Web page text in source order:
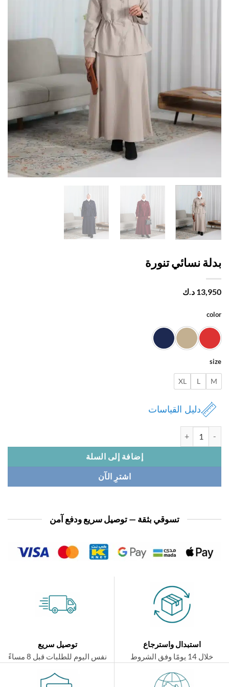
نسائي تنورة
د.ك
L
XL
دليل القياسات
إضافة إلى السلة
اشترِ الآن
تسوقي بثقة — توصيل سريع ودفع آمن
استبدال واسترجاع
توصيل سريع
نفس اليوم للطلبات قبل 8 مساءً